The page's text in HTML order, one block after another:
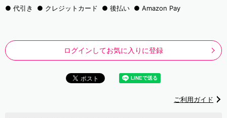
代引き
クレジットカード 後払い Amazon Pay
ログインしてお気に入りに登録
ご利用ガイド